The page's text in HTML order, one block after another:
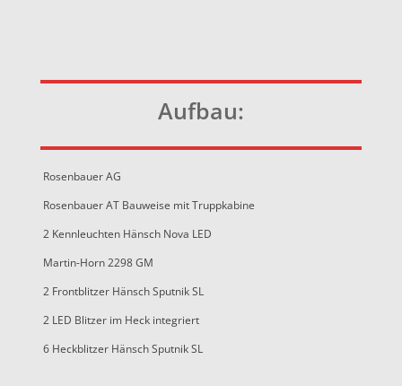
Aufbau:
Rosenbauer AG
Rosenbauer AT Bauweise mit Truppkabine
2 Kennleuchten Hänsch Nova LED
Martin-Horn 2298 GM
2 Frontblitzer Hänsch Sputnik SL
2 LED Blitzer im Heck integriert
6 Heckblitzer Hänsch Sputnik SL